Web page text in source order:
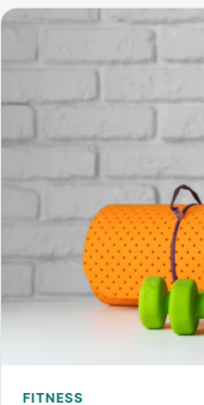
FITNESS